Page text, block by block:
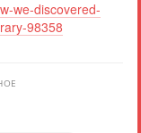
we-discovered-
98358